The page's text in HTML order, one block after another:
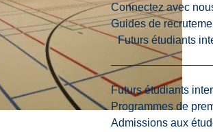
Connectez avec
Guides de
Futurs étudiants
Futurs étudiants
Programmes de
Admissions aux